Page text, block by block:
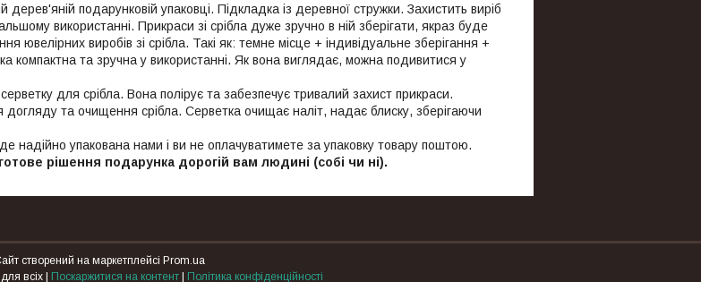
дерев'яній подарунковій упаковці. Підкладка із деревної стружки. Захистить виріб
використанні. Прикраси зі срібла дуже зручно в ній зберігати, якраз буде
ювелірних виробів зі срібла. Такі як: темне місце + індивідуальне зберігання +
компактна та зручна у використанні. Як вона виглядає, можна подивитися у
для срібла. Вона полірує та забезпечує тривалий захист прикраси.
та очищення срібла. Серветка очищає наліт, надає блиску, зберігаючи
надійно упакована нами і ви не оплачуватимете за упаковку товару поштою.
рішення подарунка дорогій вам людині (собі чи ні).
створений на маркетплейсі Prom.ua
Поскаржитися на контент Політика конфіденційності